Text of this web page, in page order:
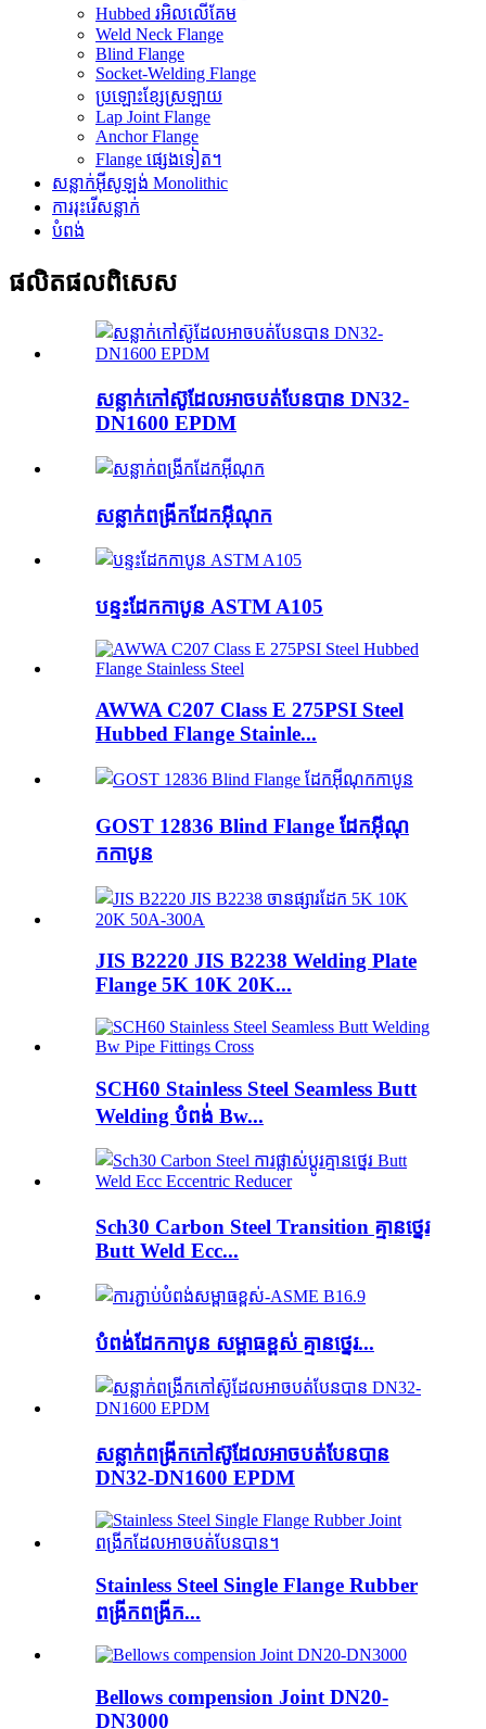
Hubbed រអិលលើគែម
Weld Neck Flange
Blind Flange
Socket-Welding Flange
ប្រឡោះខ្សែស្រឡាយ
Lap Joint Flange
Anchor Flange
Flange ផ្សេងទៀត។
សន្លាក់អ៊ីសូឡង់ Monolithic
ការរុះរើសន្លាក់
បំពង់
ផលិតផលពិសេស
សន្លាក់កៅស៊ូដែលអាចបត់បែនបាន DN32-
DN1600 EPDM
សន្លាក់ពង្រីកដែកអ៊ីណុក
បន្ទះដែកកាបូន ASTM A105
AWWA C207 Class E 275PSI Steel
Hubbed Flange Stainle...
GOST 12836 Blind Flange ដែកអ៊ីណុ
កកាបូន
JIS B2220 JIS B2238 Welding Plate
Flange 5K 10K 20K...
SCH60 Stainless Steel Seamless Butt
Welding បំពង់ Bw...
Sch30 Carbon Steel Transition គ្មានថ្នេរ
Butt Weld Ecc...
បំពង់ដែកកាបូន សម្ពាធខ្ពស់ គ្មានថ្នេរ...
សន្លាក់ពង្រីកកៅស៊ូដែលអាចបត់បែនបាន
DN32-DN1600 EPDM
Stainless Steel Single Flange Rubber
ពង្រីកពង្រីក...
Bellows compension Joint DN20-
DN3000